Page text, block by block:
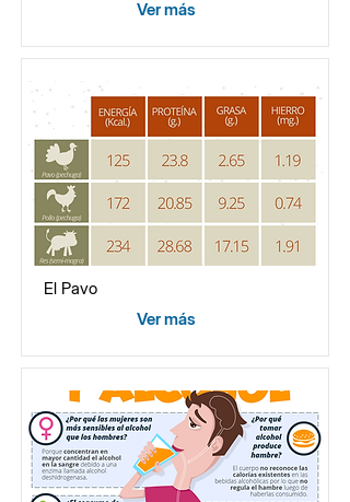
Ver más
El Pavo
Ver más